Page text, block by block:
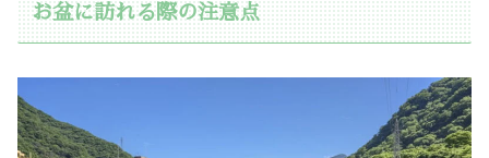
お盆に訪れる際の注意点